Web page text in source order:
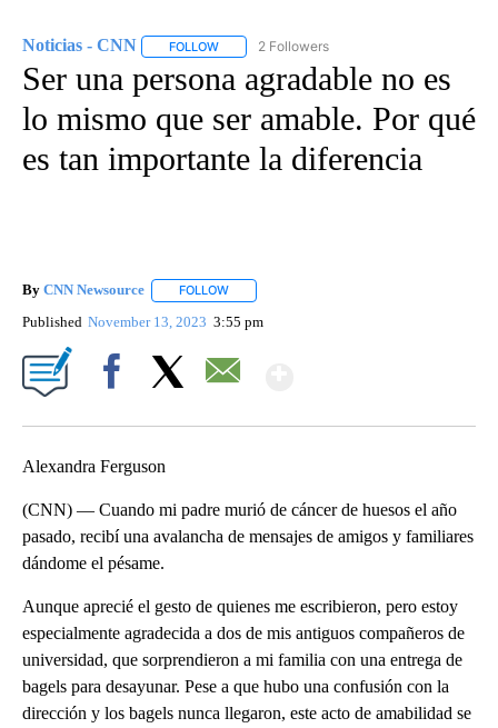
Noticias - CNN FOLLOW FOLLOW "NOTICIAS - CNN" TO RECEIVE
2 Followers
Ser una persona agradable no es
lo mismo que ser amable. Por qué
es tan importante la diferencia
By CNN Newsource FOLLOW
Published November 13, 2023 3:55 pm
Alexandra Ferguson
(CNN) — Cuando mi padre murió de cáncer de huesos el año
pasado, recibí una avalancha de mensajes de amigos y familiares
dándome el pésame.
Aunque aprecié el gesto de quienes me escribieron, pero estoy
especialmente agradecida a dos de mis antiguos compañeros de
universidad, que sorprendieron a mi familia con una entrega de
bagels para desayunar. Pese a que hubo una confusión con la
dirección y los bagels nunca llegaron, este acto de amabilidad se